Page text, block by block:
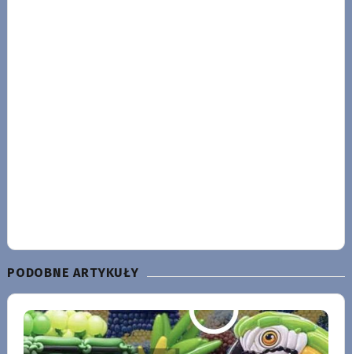
PODOBNE ARTYKUŁY